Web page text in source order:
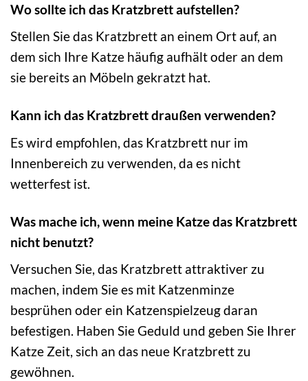
Wo sollte ich das Kratzbrett aufstellen?
Stellen Sie das Kratzbrett an einem Ort auf, an
dem sich Ihre Katze häufig aufhält oder an dem
sie bereits an Möbeln gekratzt hat.
Kann ich das Kratzbrett draußen verwenden?
Es wird empfohlen, das Kratzbrett nur im
Innenbereich zu verwenden, da es nicht
wetterfest ist.
Was mache ich, wenn meine Katze das Kratzbrett
nicht benutzt?
Versuchen Sie, das Kratzbrett attraktiver zu
machen, indem Sie es mit Katzenminze
besprühen oder ein Katzenspielzeug daran
befestigen. Haben Sie Geduld und geben Sie Ihrer
Katze Zeit, sich an das neue Kratzbrett zu
gewöhnen.